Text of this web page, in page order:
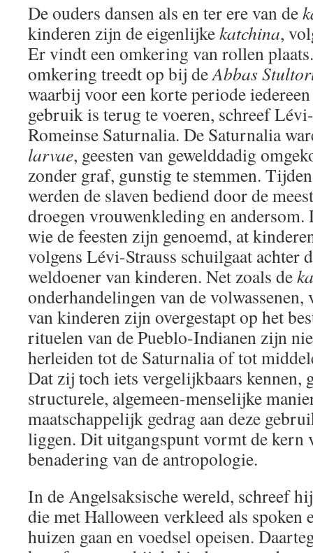
De ouders dansen als en ter ere van de
kinderen zijn de eigenlijkekatchina,
Er vindt een omkering van rollen
omkering treedt op bij deAbbas
waarbij voor een korte periode
gebruik is terug te voeren, schreef
Romeinse Saturnalia. De Saturnalia
larvae, geesten van gewelddadig
zonder graf, gunstig te stemmen.
werden de slaven bediend door de
droegen vrouwenkleding en andersom.
wie de feesten zijn genoemd, at
volgens Lévi-Strauss schuilgaat achter
weldoener van kinderen. Net zoals de
onderhandelingen van de
van kinderen zijn overgestapt op het
rituelen van de Pueblo-Indianen zijn
herleiden tot de Saturnalia of tot
Dat zij toch iets vergelijkbaars kennen,
structurele, algemeen-menselijke
maatschappelijk gedrag aan deze
liggen. Dit uitgangspunt vormt de kern
benadering van de antropologie.
In de Angelsaksische wereld, schreef
die met Halloween verkleed als spoken
huizen gaan en voedsel opeisen.